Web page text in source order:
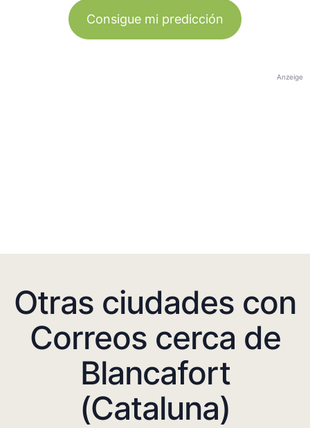
Consigue mi predicción
Anzeige
Otras ciudades con
Correos cerca de
Blancafort
(Cataluna)